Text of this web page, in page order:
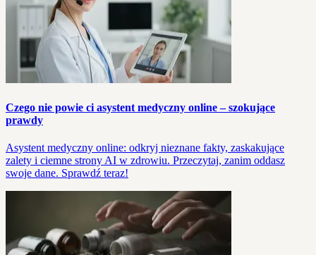
Czego nie powie ci asystent medyczny online – szokujące
prawdy
Asystent medyczny online: odkryj nieznane fakty, zaskakujące
zalety i ciemne strony AI w zdrowiu. Przeczytaj, zanim oddasz
swoje dane. Sprawdź teraz!